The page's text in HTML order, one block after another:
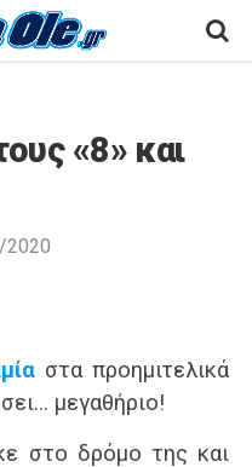
«8» και
στα προημιτελικά
μεγαθήριο!
στο δρόμο της και